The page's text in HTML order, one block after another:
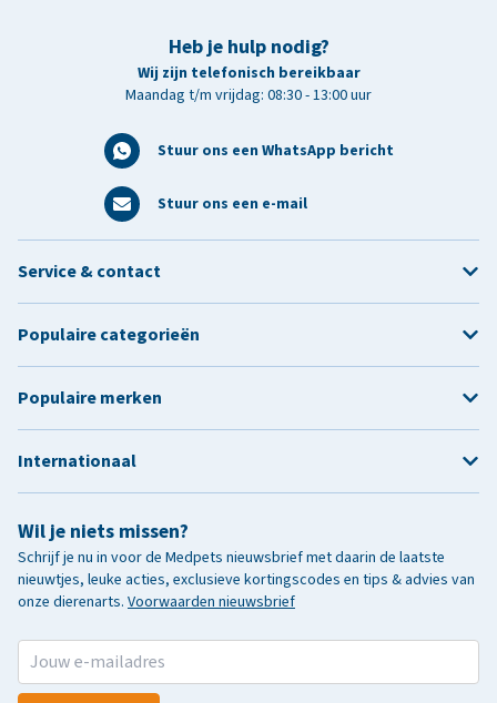
Heb je hulp nodig?
Wij zijn telefonisch bereikbaar
Maandag t/m vrijdag: 08:30 - 13:00 uur
Stuur ons een WhatsApp bericht
Stuur ons een e-mail
Wil je niets missen?
Schrijf je nu in voor de Medpets nieuwsbrief met daarin de laatste
nieuwtjes, leuke acties, exclusieve kortingscodes en tips & advies van
onze dierenarts. Voorwaarden nieuwsbrief
Service & contact
Populaire categorieën
Populaire merken
Internationaal